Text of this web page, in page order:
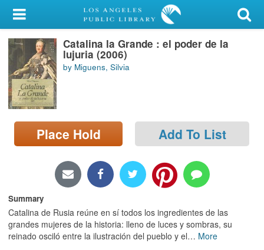
My Account
Library Card
Sign In
Search
Locations/Hours (external
page)
Catalina la Grande : el poder de la
lujuria (2006)
by Miguens, Silvia
Place Hold Add To List
Summary
Catalina de Rusia reúne en sí todos los ingredientes de las
grandes mujeres de la historia: lleno de luces y sombras, su
reinado osciló entre la ilustración del pueblo y el… More